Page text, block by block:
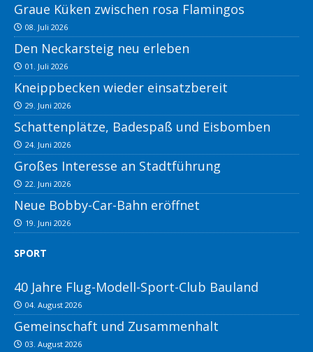
Graue Küken zwischen rosa Flamingos
08. Juli 2026
Den Neckarsteig neu erleben
01. Juli 2026
Kneippbecken wieder einsatzbereit
29. Juni 2026
Schattenplätze, Badespaß und Eisbomben
24. Juni 2026
Großes Interesse an Stadtführung
22. Juni 2026
Neue Bobby-Car-Bahn eröffnet
19. Juni 2026
SPORT
40 Jahre Flug-Modell-Sport-Club Bauland
04. August 2026
Gemeinschaft und Zusammenhalt
03. August 2026